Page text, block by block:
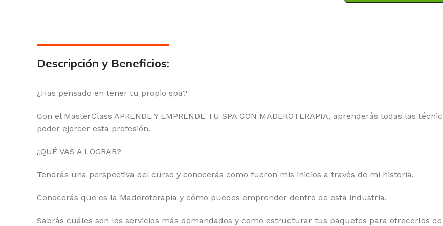
Descripción y Beneficios:
¿Has pensado en tener tu propio spa?
Con el MasterClass APRENDE Y EMPRENDE TU SPA CON MADEROTERAPIA, aprenderás todas las
poder ejercer esta profesión.
¿QUÉ VAS A LOGRAR?
Tendrás una perspectiva del curso y conocerás como fueron mis inicios a través de mi historia.
Conocerás que es la Maderoterapia y cómo puedes emprender dentro de esta industria.
Sabrás cuáles son los servicios más demandados y como estructurar tus paquetes para ofrecerlos